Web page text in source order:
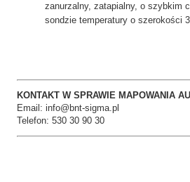
zanurzalny, zatapialny, o szybkim
sondzie temperatury o szerokości
KONTAKT W SPRAWIE MAPOWANIA
Email: info@bnt-sigma.pl
Telefon: 530 30 90 30